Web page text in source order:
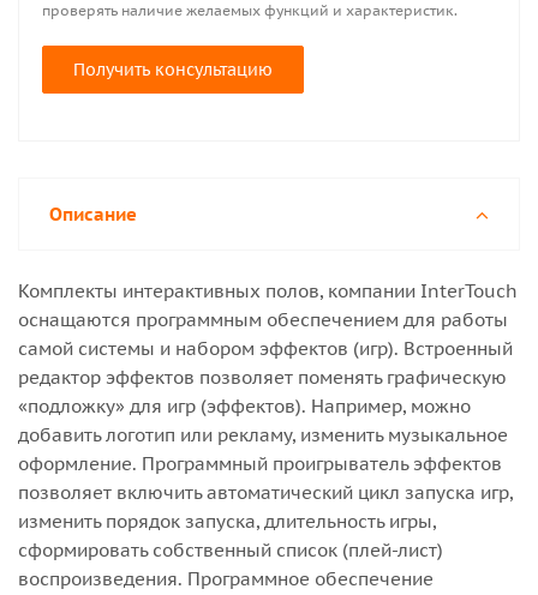
проверять наличие желаемых функций и характеристик.
Получить консультацию
Описание
Комплекты интерактивных полов, компании InterTouch
оснащаются программным обеспечением для работы
самой системы и набором эффектов (игр). Встроенный
редактор эффектов позволяет поменять графическую
«подложку» для игр (эффектов). Например, можно
добавить логотип или рекламу, изменить музыкальное
оформление. Программный проигрыватель эффектов
позволяет включить автоматический цикл запуска игр,
изменить порядок запуска, длительность игры,
сформировать собственный список (плей-лист)
воспроизведения. Программное обеспечение